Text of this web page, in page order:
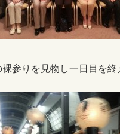
参りを見物し一日目を終